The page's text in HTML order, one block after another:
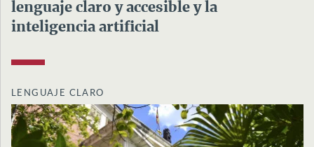
lenguaje claro y accesible y la
inteligencia artificial
LENGUAJE CLARO